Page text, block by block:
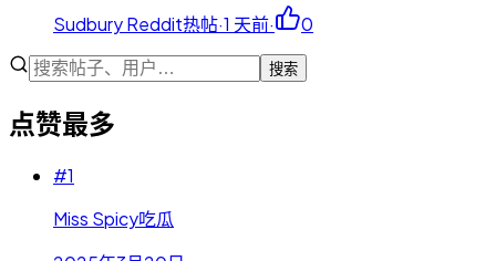
Sudbury Reddit热帖·1 天前· 0
搜索
点赞最多
#1
Miss Spicy吃瓜